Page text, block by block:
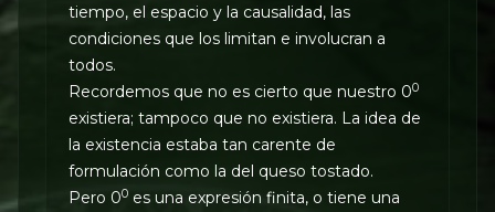
tiempo, el espacio y la causalidad, las
condiciones que los limitan e involucran a
todos.
Recordemos que no es cierto que nuestro 00
existiera; tampoco que no existiera. La idea de
la existencia estaba tan carente de
formulación como la del queso tostado.
Pero 00 es una expresión finita, o tiene una